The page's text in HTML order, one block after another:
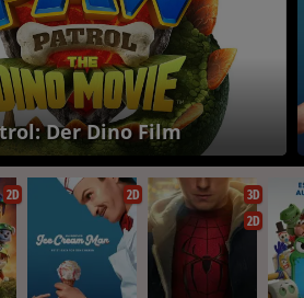
Dino Film
2D 2D
3D
2D